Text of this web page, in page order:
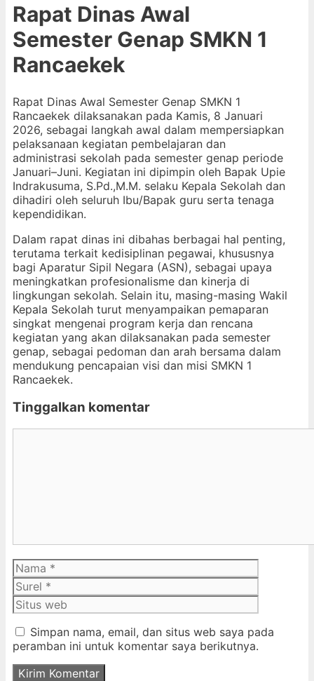
Rapat Dinas Awal
Semester Genap SMKN 1
Rancaekek
Rapat Dinas Awal Semester Genap SMKN 1
Rancaekek dilaksanakan pada Kamis, 8 Januari
2026, sebagai langkah awal dalam mempersiapkan
pelaksanaan kegiatan pembelajaran dan
administrasi sekolah pada semester genap periode
Januari–Juni. Kegiatan ini dipimpin oleh Bapak Upie
Indrakusuma, S.Pd.,M.M. selaku Kepala Sekolah dan
dihadiri oleh seluruh Ibu/Bapak guru serta tenaga
kependidikan.
Dalam rapat dinas ini dibahas berbagai hal penting,
terutama terkait kedisiplinan pegawai, khususnya
bagi Aparatur Sipil Negara (ASN), sebagai upaya
meningkatkan profesionalisme dan kinerja di
lingkungan sekolah. Selain itu, masing-masing Wakil
Kepala Sekolah turut menyampaikan pemaparan
singkat mengenai program kerja dan rencana
kegiatan yang akan dilaksanakan pada semester
genap, sebagai pedoman dan arah bersama dalam
mendukung pencapaian visi dan misi SMKN 1
Rancaekek.
Tinggalkan komentar
Nama
web
Simpan nama, email, dan situs web saya pada
peramban ini untuk komentar saya berikutnya.